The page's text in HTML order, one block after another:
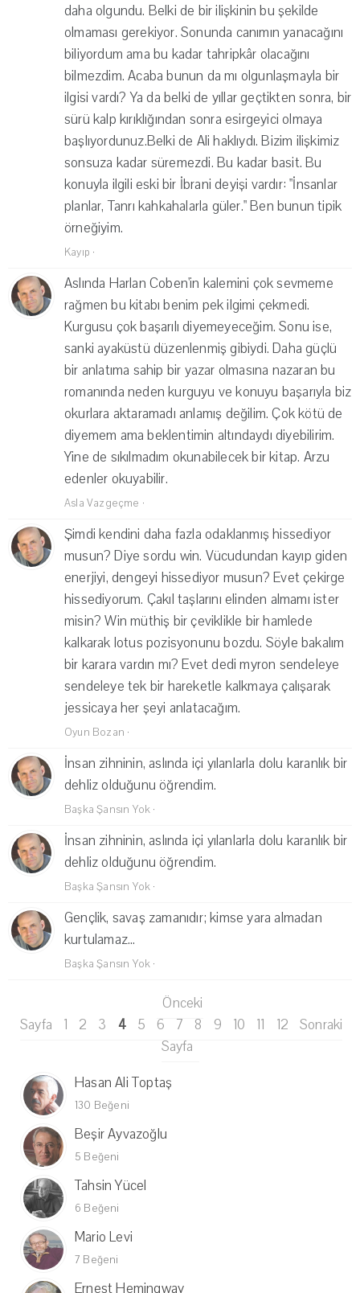
daha olgundu. Belki de bir ilişkinin bu şekilde
olmaması gerekiyor. Sonunda canımın yanacağını
biliyordum ama bu kadar tahripkâr olacağını
bilmezdim. Acaba bunun da mı olgunlaşmayla bir
ilgisi vardı? Ya da belki de yıllar geçtikten sonra, bir
sürü kalp kırıklığından sonra esirgeyici olmaya
başlıyordunuz.Belki de Ali haklıydı. Bizim ilişkimiz
sonsuza kadar süremezdi. Bu kadar basit. Bu
konuyla ilgili eski bir İbrani deyişi vardır: "İnsanlar
planlar, Tanrı kahkahalarla güler." Ben bunun tipik
örneğiyim.
Kayıp ·
Aslında Harlan Coben'in kalemini çok sevmeme
rağmen bu kitabı benim pek ilgimi çekmedi.
Kurgusu çok başarılı diyemeyeceğim. Sonu ise,
sanki ayaküstü düzenlenmiş gibiydi. Daha güçlü
bir anlatıma sahip bir yazar olmasına nazaran bu
romanında neden kurguyu ve konuyu başarıyla biz
okurlara aktaramadı anlamış değilim. Çok kötü de
diyemem ama beklentimin altındaydı diyebilirim.
Yine de sıkılmadım okunabilecek bir kitap. Arzu
edenler okuyabilir.
Asla Vazgeçme ·
Şimdi kendini daha fazla odaklanmış hissediyor
musun? Diye sordu win. Vücudundan kayıp giden
enerjiyi, dengeyi hissediyor musun? Evet çekirge
hissediyorum. Çakıl taşlarını elinden almamı ister
misin? Win müthiş bir çeviklikle bir hamlede
kalkarak lotus pozisyonunu bozdu. Söyle bakalım
bir karara vardın mı? Evet dedi myron sendeleye
sendeleye tek bir hareketle kalkmaya çalışarak
jessicaya her şeyi anlatacağım.
Oyun Bozan ·
İnsan zihninin, aslında içi yılanlarla dolu karanlık bir
dehliz olduğunu öğrendim.
Başka Şansın Yok ·
İnsan zihninin, aslında içi yılanlarla dolu karanlık bir
dehliz olduğunu öğrendim.
Başka Şansın Yok ·
Gençlik, savaş zamanıdır; kimse yara almadan
kurtulamaz...
Başka Şansın Yok ·
Önceki
Sayfa
1 2 3 4 5 6 7 8 9 10 11 12
Sonraki
Sayfa
Hasan Ali Toptaş
130 Beğeni
Beşir Ayvazoğlu
5 Beğeni
Tahsin Yücel
6 Beğeni
Mario Levi
7 Beğeni
Ernest Hemingway